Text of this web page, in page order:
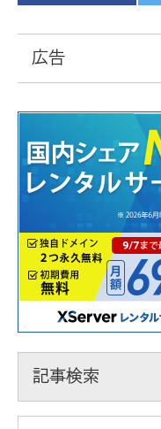
広告
記事検索